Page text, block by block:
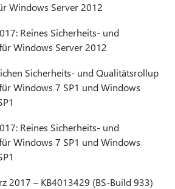
Windows Server 2012
Reines Sicherheits- und
Windows Server 2012
Sicherheits- und Qualitätsrollup
Windows 7 SP1 und Windows
Reines Sicherheits- und
Windows 7 SP1 und Windows
2017 – KB4013429 (BS-Build 933)